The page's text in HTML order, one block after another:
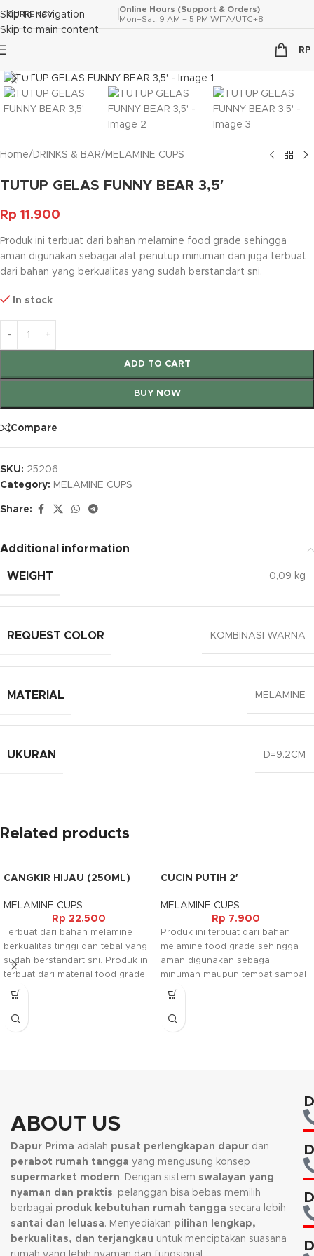
Skip to navigation
Skip to main content
CURRENCY
Online Hours (Support & Orders)
Mon–Sat: 9 AM – 5 PM WITA/UTC+8
RP
Home/ DRINKS & BAR/ MELAMINE CUPS
TUTUP GELAS FUNNY BEAR 3,5′
Rp 11.900
Produk ini terbuat dari bahan melamine food grade sehingga
aman digunakan sebagai alat penutup minuman dan juga terbuat
dari bahan yang berkualitas yang sudah berstandart sni.
In stock
ADD TO CART
BUY NOW
Compare
SKU: 25206
Category: MELAMINE CUPS
Share:
Additional information
WEIGHT 0,09 kg
REQUEST COLOR KOMBINASI WARNA
MATERIAL MELAMINE
UKURAN D=9.2CM
Related products
CANGKIR HIJAU (250ML)
MELAMINE CUPS
Rp 22.500
Terbuat dari bahan melamine
berkualitas tinggi dan tebal yang
sudah berstandart sni. Produk ini
terbuat dari material food grade
sehingga aman digunakan untuk
berbagai jenis minuman, selain itu
barang juga mudah ditumpuk
CUCIN PUTIH 2′
MELAMINE CUPS
Rp 7.900
Produk ini terbuat dari bahan
melamine food grade sehingga
aman digunakan sebagai
minuman maupun tempat sambal
dan juga terbuat dari bahan yang
berkualitas yang sudah
berstandart sni.
ABOUT US
Dapur Prima adalah pusat perlengkapan dapur dan
perabot rumah tangga yang mengusung konsep
supermarket modern. Dengan sistem swalayan yang
nyaman dan praktis, pelanggan bisa bebas memilih
berbagai produk kebutuhan rumah tangga secara lebih
santai dan leluasa. Menyediakan pilihan lengkap,
berkualitas, dan terjangkau untuk menciptakan suasana